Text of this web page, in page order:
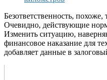
Безответственность, похоже,
Очевидно, действующие
Изменить ситуацию,
финансовое наказание для
добавляет данные в